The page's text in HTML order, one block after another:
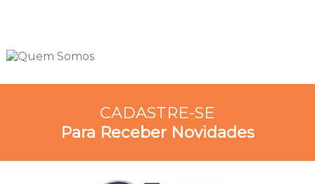
CADASTRE-SE
Para Receber Novidades